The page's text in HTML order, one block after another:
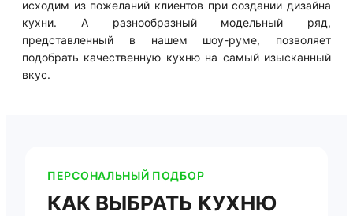
исходим из пожеланий клиентов при создании дизайна
кухни. А разнообразный модельный ряд,
представленный в нашем шоу-руме, позволяет
подобрать качественную кухню на самый изысканный
вкус.
ПЕРСОНАЛЬНЫЙ ПОДБОР
КАК ВЫБРАТЬ КУХНЮ